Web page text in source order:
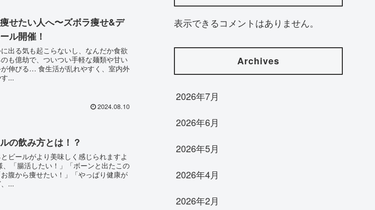
せたい人へ〜ズボラ痩せ&デ
ル開催！
出る気も起こらないし、なんだか食欲
も億劫で、ついつい手軽な麺類や甘い
れやすく、室内外
...
2024.08.10
の飲み方とは！？
ビールがより美味しく感じられますよ
腹から痩せたい！」「やっぱり健康が
...
表示できるコメントはありません。
Archives
2026年7月
2026年6月
2026年5月
2026年4月
2026年2月